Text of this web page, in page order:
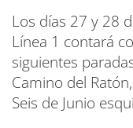
Los días 27 y 28
Línea 1 contará
siguientes
Camino del
Seis de Junio